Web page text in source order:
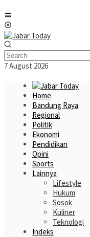
to
content
7 August 2026
Home
Bandung Raya
Regional
Politik
Ekonomi
Pendidikan
Opini
Sports
Lainnya
Lifestyle
Hukum
Sosok
Kuliner
Teknologi
Indeks